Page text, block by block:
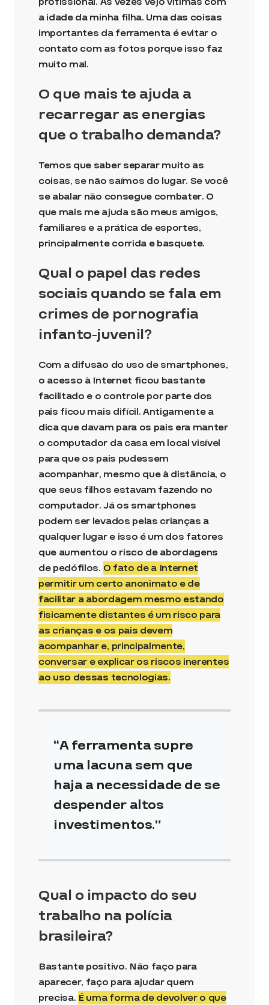
a idade da minha filha. Uma das coisas
importantes da ferramenta é evitar o
contato com as fotos porque isso faz
muito mal.
O que mais te ajuda a
recarregar as energias
que o trabalho demanda?
Temos que saber separar muito as
coisas, se não saímos do lugar. Se você
se abalar não consegue combater. O
que mais me ajuda são meus amigos,
familiares e a prática de esportes,
principalmente corrida e basquete.
Qual o papel das redes
sociais quando se fala em
crimes de pornografia
infanto-juvenil?
Com a difusão do uso de smartphones,
o acesso à Internet ficou bastante
facilitado e o controle por parte dos
pais ficou mais difícil. Antigamente a
dica que davam para os pais era manter
o computador da casa em local visível
para que os pais pudessem
acompanhar, mesmo que à distância, o
que seus filhos estavam fazendo no
computador. Já os smartphones
podem ser levados pelas crianças a
qualquer lugar e isso é um dos fatores
que aumentou o risco de abordagens
de pedófilos. O fato de a Internet
permitir um certo anonimato e de
facilitar a abordagem mesmo estando
fisicamente distantes é um risco para
as crianças e os pais devem
acompanhar e, principalmente,
conversar e explicar os riscos inerentes
ao uso dessas tecnologias.
A ferramenta supre
uma lacuna sem que
haja a necessidade de se
despender altos
investimentos.
Qual o impacto do seu
trabalho na polícia
brasileira?
Bastante positivo. Não faço para
aparecer, faço para ajudar quem
precisa. É uma forma de devolver o que